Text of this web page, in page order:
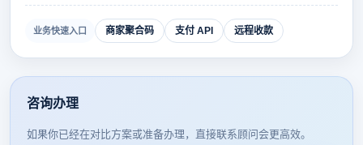
业务快速入口 商家聚合码 支付 API 远程收款
咨询办理
如果你已经在对比方案或准备办理，直接联系顾问会更高效。